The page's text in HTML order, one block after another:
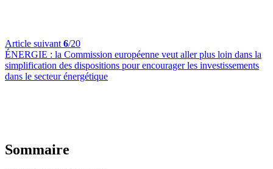
Article suivant 6/20
ÉNERGIE : la Commission européenne veut aller plus loin dans la
simplification des dispositions pour encourager les investissements
dans le secteur énergétique
Sommaire